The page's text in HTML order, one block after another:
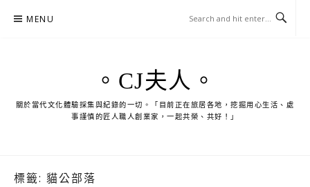
MENU
。CJ夫人。
關於當代文化體驗採集與紀錄的一切。「目前正在旅居各地，挖掘用心生活、處
事謹慎的匠人職人創業家，一起共榮、共好！」
標籤: 貓公部落